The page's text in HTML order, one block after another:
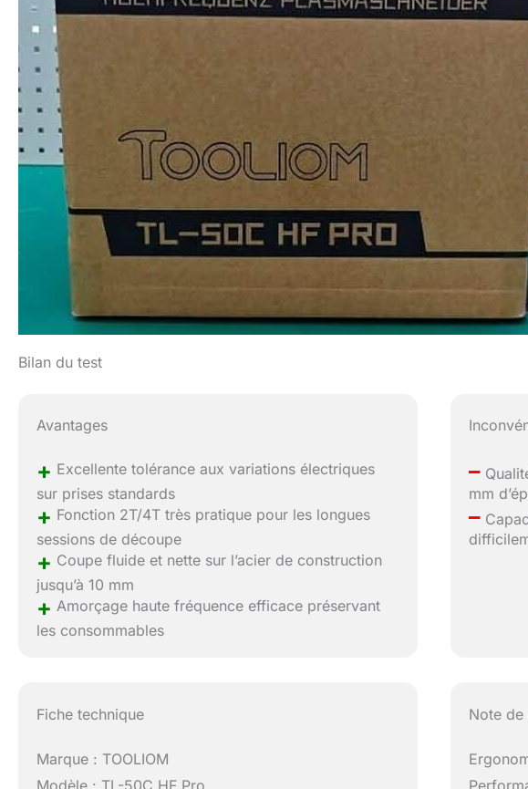
Bilan du test
Avantages
+ Excellente tolérance aux variations électriques
sur prises standards
+ Fonction 2T/4T très pratique pour les longues
sessions de découpe
+ Coupe fluide et nette sur l’acier de construction
jusqu’à 10 mm
+ Amorçage haute fréquence efficace préservant
les consommables
–
mm
–
Fiche technique
Marque : TOOLIOM
Modèle : TL-50C HF Pro
Note de